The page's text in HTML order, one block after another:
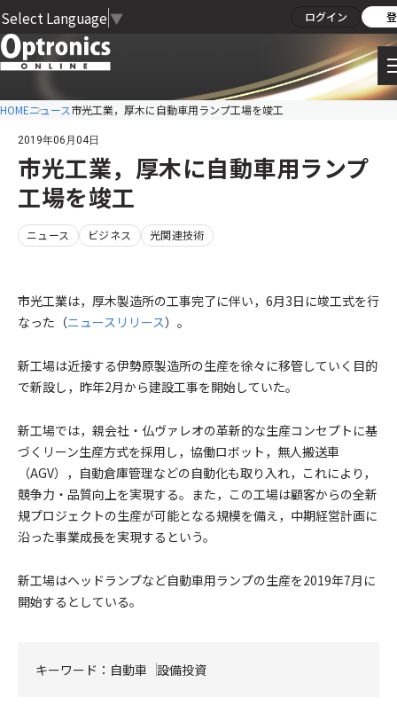
Select Language ▼ ログイン
HOMEニュース市光工業，厚木に自動車用ランプ工場を竣工
2019年06月04日
市光工業，厚木に自動車用ランプ
工場を竣工
ニュース ビジネス 光関連技術
市光工業は，厚木製造所の工事完了に伴い，6月3日に竣工式を行
なった（ニュースリリース）。
新工場は近接する伊勢原製造所の生産を徐々に移管していく目的
で新設し，昨年2月から建設工事を開始していた。
新工場では，親会社・仏ヴァレオの革新的な生産コンセプトに基
づくリーン生産方式を採用し，協働ロボット，無人搬送車
（AGV），自動倉庫管理などの自動化も取り入れ，これにより，
競争力・品質向上を実現する。また，この工場は顧客からの全新
規プロジェクトの生産が可能となる規模を備え，中期経営計画に
沿った事業成長を実現するという。
新工場はヘッドランプなど自動車用ランプの生産を2019年7月に
開始するとしている。
キーワード： 自動車 設備投資